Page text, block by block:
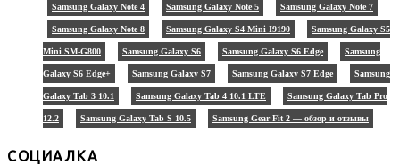
Samsung Galaxy Note 4 Samsung Galaxy Note 5 Samsung Galaxy Note 7
Samsung Galaxy Note 8 Samsung Galaxy S4 Mini I9190 Samsung Galaxy S5
Mini SM-G800 Samsung Galaxy S6 Samsung Galaxy S6 Edge Samsung
Galaxy S6 Edge+ Samsung Galaxy S7 Samsung Galaxy S7 Edge Samsung
Galaxy Tab 3 10.1 Samsung Galaxy Tab 4 10.1 LTE Samsung Galaxy Tab Pro
12.2 Samsung Galaxy Tab S 10.5 Samsung Gear Fit 2 — обзор и отзывы
СОЦИАЛКА